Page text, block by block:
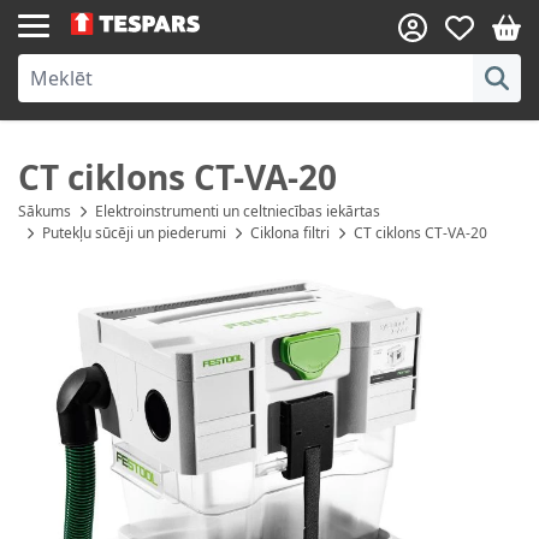
Skip to Content
CT ciklons CT-VA-20
Sākums
Elektroinstrumenti un celtniecības iekārtas
Putekļu sūcēji un piederumi
Ciklona filtri CT ciklons CT-VA-20